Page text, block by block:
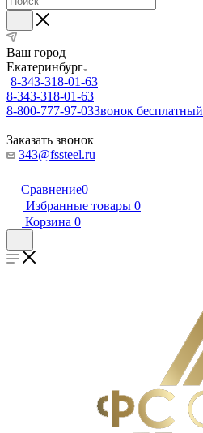
Ваш город
Екатеринбург
8-343-318-01-63
8-343-318-01-63
8-800-777-97-03Звонок бесплатный
Заказать звонок
343@fssteel.ru
Сравнение0
Избранные товары 0
Корзина 0